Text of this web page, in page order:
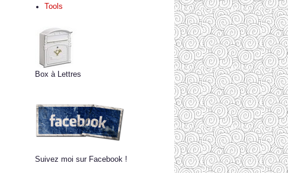
Tools
Box à Lettres
Suivez moi sur Facebook !